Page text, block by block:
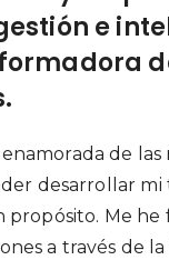
e
de las
desarrollar
Me he
a través de